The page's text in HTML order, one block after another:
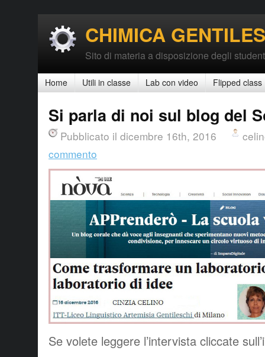
CHIMICA
Sito di materia a disposizione degli
Home Utili in classe Lab con video Flipped class
Si parla di noi sul blog del
Pubblicato il dicembre 16th, 2016
commento
Se volete leggere l’intervista cliccate